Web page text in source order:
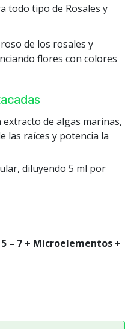
todo tipo de Rosales y
de los rosales y
flores con colores
de algas marinas,
las raíces y potencia la
diluyendo 5 ml por
– 7 + Microelementos +